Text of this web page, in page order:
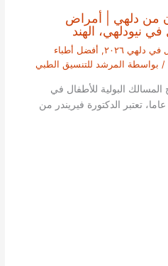
من دلهي | أمراض
في نيودلهي، الهند
دلهي ٢٠٢٦ , أفضل أطباء
/ بواسطة المرشد للتنسيق الطبي
البولية للأطفال في
نيودلهي. مع خبرة أكثر من ١٥ عاما، تعتبر الدكتورة فيريندر من